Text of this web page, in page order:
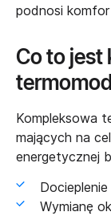
podnosi
Co to jest
Kompleksowa
mających na
energetycznej
Wymianę